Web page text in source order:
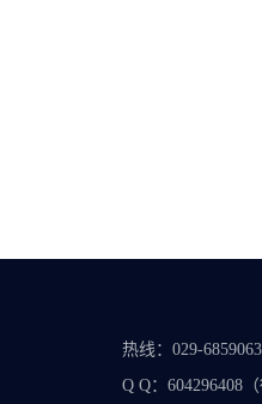
热线：029-
Q Q：604296408（